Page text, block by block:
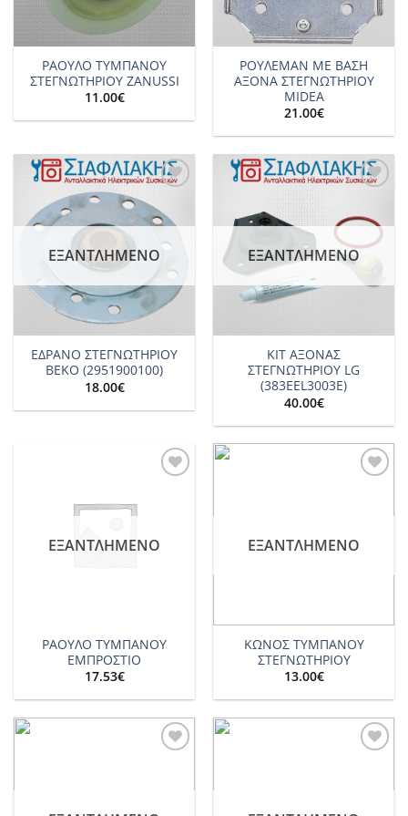
ΡΑΟΥΛΟ ΤΥΜΠΑΝΟΥ
ΣΤΕΓΝΩΤΗΡΙΟΥ ZANUSSI
11.00€
ΡΟΥΛΕΜΑΝ ΜΕ ΒΑΣΗ
ΑΞΟΝΑ ΣΤΕΓΝΩΤΗΡΙΟΥ
MIDEA
21.00€
wishlist
ΕΞΑΝΤΛΗΜΈΝΟ
ΕΔΡΑΝΟ ΣΤΕΓΝΩΤΗΡΙΟΥ
BEKO (2951900100)
18.00€
ΕΞΑΝΤΛΗΜΈΝΟ
KIT ΑΞΟΝΑΣ
ΣΤΕΓΝΩΤΗΡΙΟΥ LG
(383EEL3003E)
40.00€
ΕΞΑΝΤΛΗΜΈΝΟ
ΡΑΟΥΛΟ ΤΥΜΠΑΝΟΥ
ΕΜΠΡΟΣΤΙΟ
17.53€
ΕΞΑΝΤΛΗΜΈΝΟ
ΚΩΝΟΣ ΤΥΜΠΑΝΟΥ
ΣΤΕΓΝΩΤΗΡΙΟΥ
13.00€